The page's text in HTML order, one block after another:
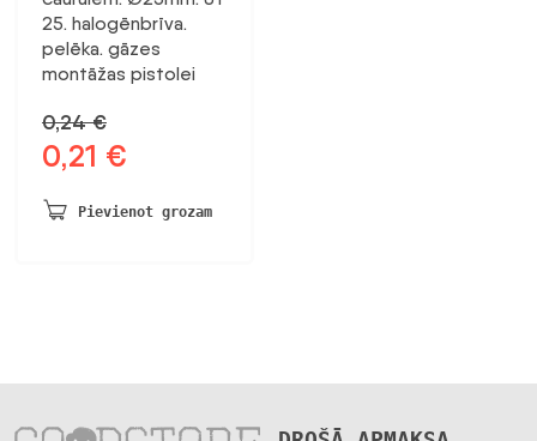
25. halogēnbrīva.
pelēka. gāzes
montāžas pistolei
0,24€
Sākotnējā
bija:
0,21 €
ir:
Pievienot grozam